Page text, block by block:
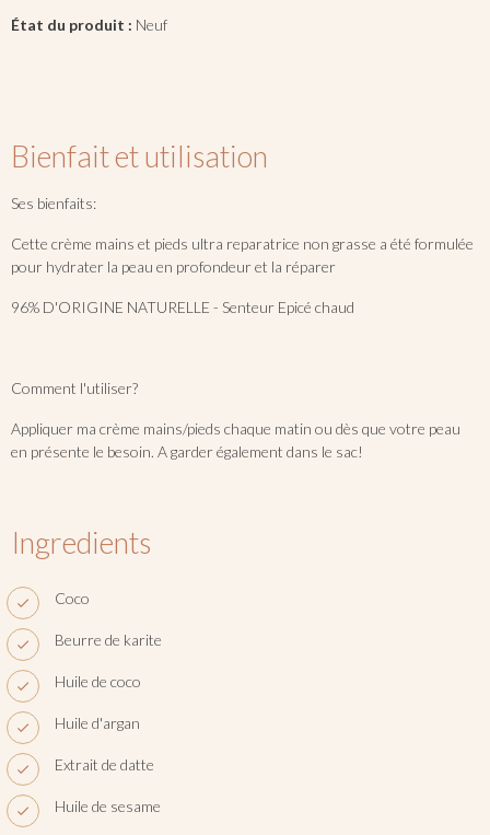
État du produit : Neuf
Bienfait et utilisation
Ses bienfaits:
Cette crème mains et pieds ultra reparatrice non grasse a été formulée
pour hydrater la peau en profondeur et la réparer
96% D'ORIGINE NATURELLE - Senteur Epicé chaud
Comment l'utiliser?
Appliquer ma crème mains/pieds chaque matin ou dès que votre peau
en présente le besoin. A garder également dans le sac!
Ingredients
Coco
Beurre de karite
Huile de coco
Huile d'argan
Extrait de datte
Huile de sesame